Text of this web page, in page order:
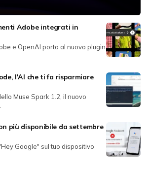
Adobe integrati in
e OpenAI porta al nuovo plugin
l'AI che ti fa risparmiare
Muse Spark 1.2, il nuovo
più disponibile da settembre
Google" sul tuo dispositivo